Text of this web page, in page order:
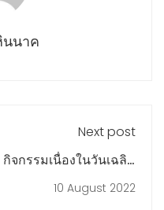
นาค
Next post
กิจกรรมเนื่องในวันเฉลิม
พระชนมพรรษา สมเด็จ
พระนางเจ้าสิริกิติ์
10 August 2022